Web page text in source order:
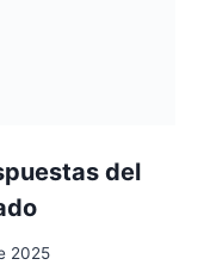
del
2025